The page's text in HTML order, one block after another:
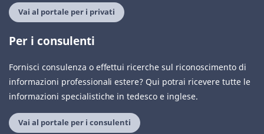
Vai al portale per i privati
Per i consulenti
Fornisci consulenza o effettui ricerche sul riconoscimento di
informazioni professionali estere? Qui potrai ricevere tutte le
informazioni specialistiche in tedesco e inglese.
Vai al portale per i consulenti